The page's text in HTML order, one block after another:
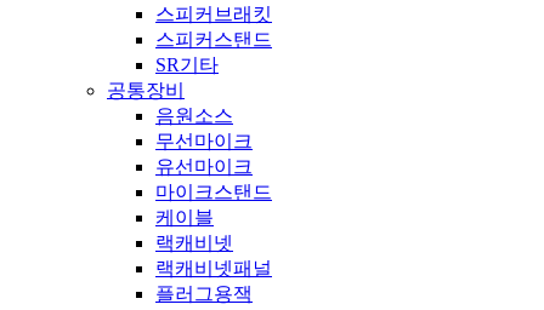
스피커브래킷
스피커스탠드
SR기타
공통장비
음원소스
무선마이크
유선마이크
마이크스탠드
케이블
랙캐비넷
랙캐비넷패널
플러그용잭